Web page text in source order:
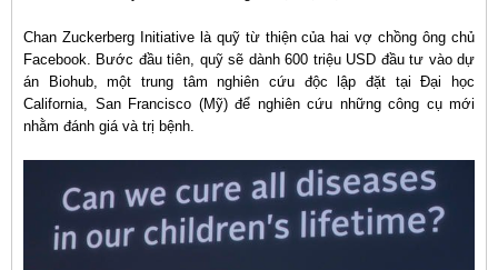
Chan Zuckerberg Initiative là quỹ từ thiện của hai vợ chồng ông chủ
Facebook. Bước đầu tiên, quỹ sẽ dành 600 triệu USD đầu tư vào dự
án Biohub, một trung tâm nghiên cứu độc lập đặt tại Đại học
California, San Francisco (Mỹ) để nghiên cứu những công cụ mới
nhằm đánh giá và trị bệnh.